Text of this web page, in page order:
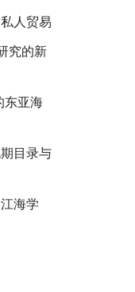
人贸易
究的新
东亚海
目录与
海学